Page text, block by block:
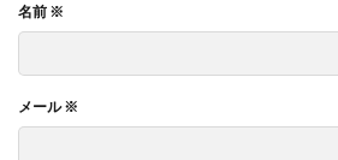
名前 ※
メール※